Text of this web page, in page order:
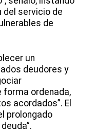
del servicio de
de
un
deudores y
forma ordenada,
acordados”. El
prolongado